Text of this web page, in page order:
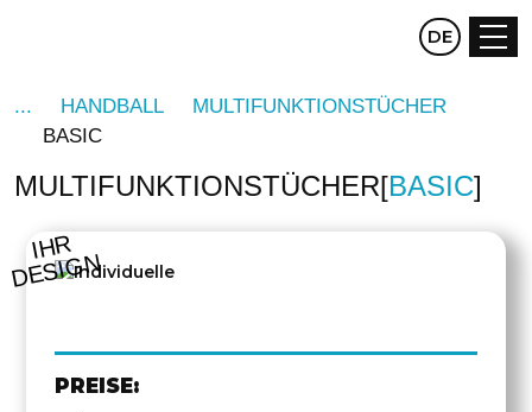
CZ EN
DE
HANDBALL
MULTIFUNKTIONSTÜCHER
BASIC
MULTIFUNKTIONSTÜCHER BASIC
IHR
DESIGN
PREISE: